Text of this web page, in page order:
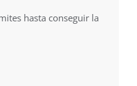
hasta conseguir la